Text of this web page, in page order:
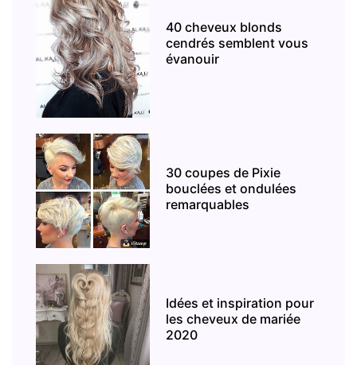
40 cheveux blonds
cendrés semblent vous
évanouir
30 coupes de Pixie
bouclées et ondulées
remarquables
Idées et inspiration pour
les cheveux de mariée
2020